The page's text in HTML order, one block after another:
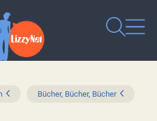
Bücher, Bücher, Bücher